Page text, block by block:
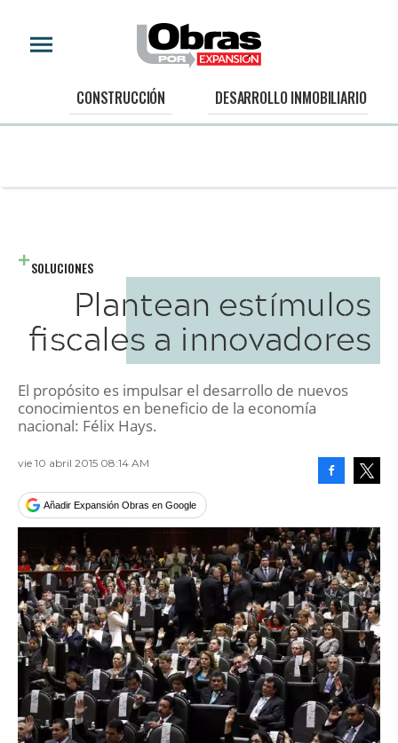
CONSTRUCCIÓN DESARROLLO INMOBILIARIO
SOLUCIONES
Plantean estímulos
fiscales a innovadores
El propósito es impulsar el desarrollo de nuevos
conocimientos en beneficio de la economía
nacional: Félix Hays.
vie 10 abril 2015 08:14 AM
Añadir Expansión Obras en Google